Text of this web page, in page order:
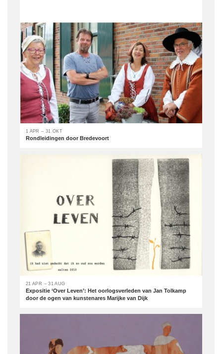
1 APR – 31 OKT
Rondleidingen door Bredevoort
21 APR – 31 AUG
Expositie ‘Over Leven’: Het oorlogsverleden van Jan Tolkamp
door de ogen van kunstenares Marijke van Dijk